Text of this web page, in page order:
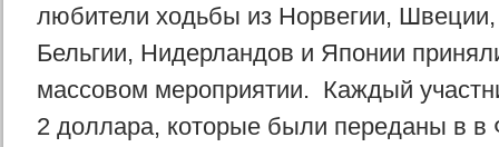
любители ходьбы из Норвегии,
Бельгии, Нидерландов и Японии
массовом мероприятии. Каждый
2 доллара, которые были переданы в в